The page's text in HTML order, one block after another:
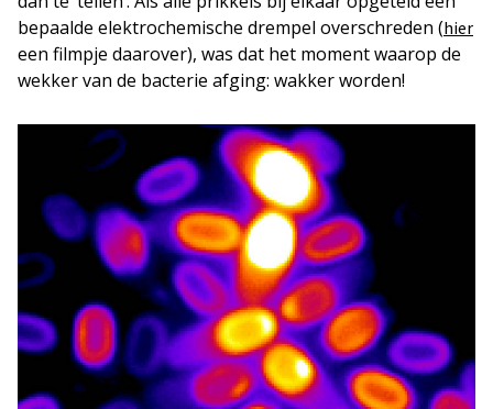
bepaalde elektrochemische drempel overschreden (hier
een filmpje daarover), was dat het moment waarop de
wekker van de bacterie afging: wakker worden!